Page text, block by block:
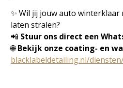
✨ Wil jij jouw auto
laten stralen?
📲 Stuur ons direct een
🌐Bekijk onze coating- en
blacklabeldetailing.nl/